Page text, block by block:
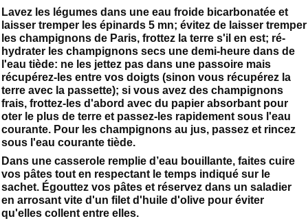
Lavez les légumes dans une eau froide bicarbonatée et
laisser tremper les épinards 5 mn; évitez de laisser tremper
les champignons de Paris, frottez la terre s'il en est; ré-
hydrater les champignons secs une demi-heure dans de
l'eau tiède: ne les jettez pas dans une passoire mais
récupérez-les entre vos doigts (sinon vous récupérez la
terre avec la passette); si vous avez des champignons
frais, frottez-les d'abord avec du papier absorbant pour
oter le plus de terre et passez-les rapidement sous l'eau
courante. Pour les champignons au jus, passez et rincez
sous l'eau courante tiède.
Dans une casserole remplie d’eau bouillante, faites cuire
vos pâtes tout en respectant le temps indiqué sur le
sachet. Égouttez vos pâtes et réservez dans un saladier
en arrosant vite d'un filet d'huile d'olive pour éviter
qu'elles collent entre elles.